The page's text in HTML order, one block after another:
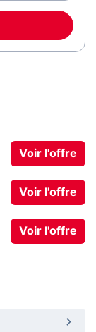
Voir l'offre
Voir l'offre
Voir l'offre